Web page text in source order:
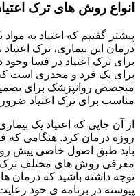
انواع روش های ترک
پیشتر گفتیم که اعتیاد به
درمان این بیماری، ترک
برای ترک اعتیاد در فسا
برای یک فرد و مخدری است
متخصص روانپزشک برای
مناسب برای ترک اعتیاد
از آن جایی که اعتیاد یک
روزه درمان کرد. هنگامی که
باید طبق اصول خاصی پیش رود
معرفی روش های مختلف ترک
توجه داشته باشید که درمان
پیوسته در برنامه ی خود